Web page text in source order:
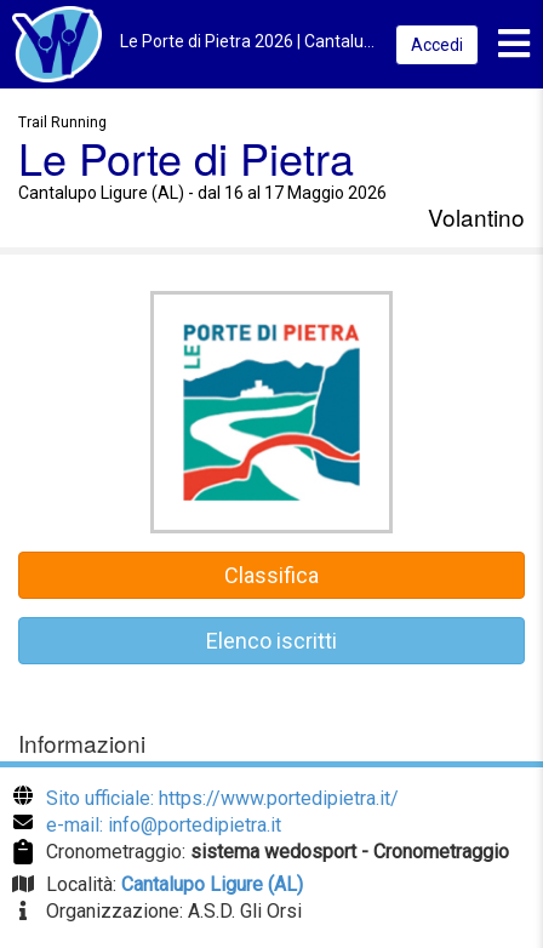
Accedi
Trail Running
Le Porte di Pietra
Cantalupo Ligure (AL) - dal 16 al 17 Maggio 2026
Volantino
Informazioni
Sito ufficiale: https://www.portedipietra.it/
e-mail: info@portedipietra.it
Cronometraggio: sistema wedosport - Cronometraggio
Località: Cantalupo Ligure (AL)
Organizzazione: A.S.D. Gli Orsi
Classifica
Elenco iscritti